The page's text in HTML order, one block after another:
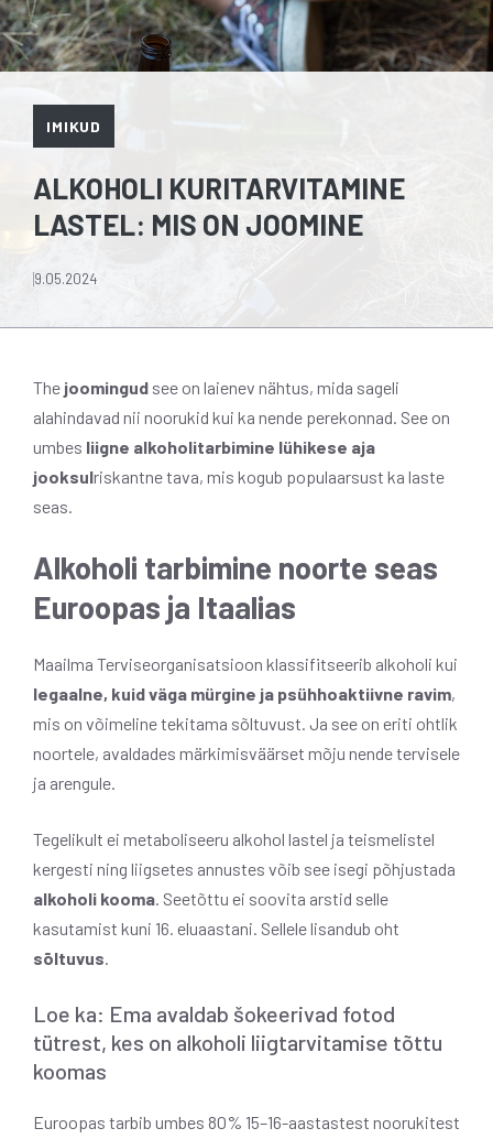
IMIKUD
ALKOHOLI KURITARVITAMINE
LASTEL: MIS ON JOOMINE
9.05.2024
The joomingud see on laienev nähtus, mida sageli
alahindavad nii noorukid kui ka nende perekonnad. See on
umbes liigne alkoholitarbimine lühikese aja
jooksulriskantne tava, mis kogub populaarsust ka laste
seas.
Alkoholi tarbimine noorte seas
Euroopas ja Itaalias
Maailma Terviseorganisatsioon klassifitseerib alkoholi kui
legaalne, kuid väga mürgine ja psühhoaktiivne ravim,
mis on võimeline tekitama sõltuvust. Ja see on eriti ohtlik
noortele, avaldades märkimisväärset mõju nende tervisele
ja arengule.
Tegelikult ei metaboliseeru alkohol lastel ja teismelistel
kergesti ning liigsetes annustes võib see isegi põhjustada
alkoholi kooma . Seetõttu ei soovita arstid selle
kasutamist kuni 16. eluaastani. Sellele lisandub oht
sõltuvus
Loe ka: Ema avaldab šokeerivad fotod
tütrest, kes on alkoholi liigtarvitamise tõttu
koomas
Euroopas tarbib umbes 80% 15–16-aastastest noorukitest